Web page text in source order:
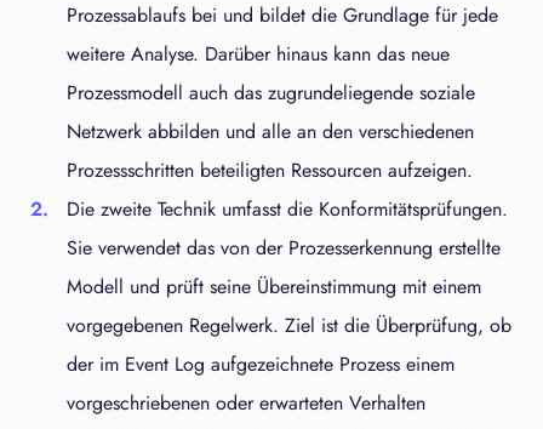
Prozessablaufs bei und bildet die Grundlage für jede
weitere Analyse. Darüber hinaus kann das neue
Prozessmodell auch das zugrundeliegende soziale
Netzwerk abbilden und alle an den verschiedenen
Prozessschritten beteiligten Ressourcen aufzeigen.
Die zweite Technik umfasst die Konformitätsprüfungen.
Sie verwendet das von der Prozesserkennung erstellte
Modell und prüft seine Übereinstimmung mit einem
vorgegebenen Regelwerk. Ziel ist die Überprüfung, ob
der im Event Log aufgezeichnete Prozess einem
vorgeschriebenen oder erwarteten Verhalten